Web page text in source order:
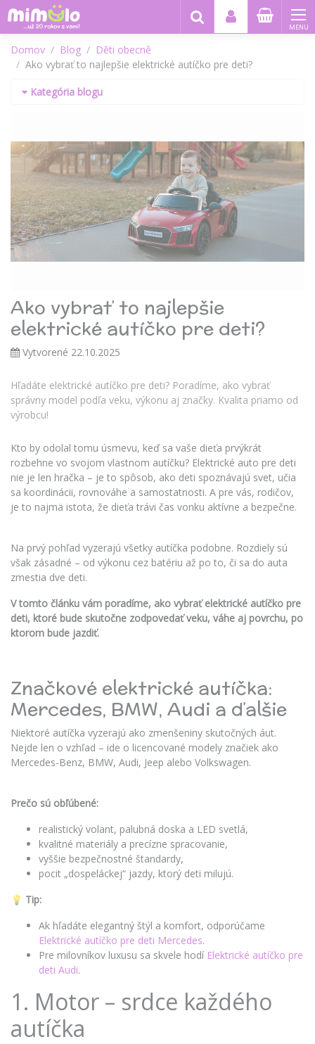
MENU
Domov Blog
Děti obecně
Ako vybrať to najlepšie elektrické autíčko pre deti?
Ako vybrať to najlepšie
elektrické autíčko pre deti?
Vytvorené 22.10.2025
Hľadáte elektrické autíčko pre deti? Poradíme, ako vybrať
správny model podľa veku, výkonu aj značky. Kvalita priamo od
výrobcu!
Kto by odolal tomu úsmevu, keď sa vaše dieťa prvýkrát
rozbehne vo svojom vlastnom autíčku? Elektrické auto pre deti
nie je len hračka – je to spôsob, ako deti spoznávajú svet, učia
sa koordinácii, rovnováhe a samostatnosti. A pre vás, rodičov,
je to najmä istota, že dieťa trávi čas vonku aktívne a bezpečne.
Na prvý pohľad vyzerajú všetky autíčka podobne. Rozdiely sú
však zásadné – od výkonu cez batériu až po to, či sa do auta
zmestia dve deti.
V tomto článku vám poradíme, ako vybrať elektrické autíčko pre
deti, ktoré bude skutočne zodpovedať veku, váhe aj povrchu, po
ktorom bude jazdiť.
Značkové elektrické autíčka:
Mercedes, BMW, Audi a ďalšie
Niektoré autíčka vyzerajú ako zmenšeniny skutočných áut.
Nejde len o vzhľad – ide o licencované modely značiek ako
Mercedes-Benz, BMW, Audi, Jeep alebo Volkswagen.
Prečo sú obľúbené:
realistický volant, palubná doska a LED svetlá,
kvalitné materiály a precízne spracovanie,
vyššie bezpečnostné štandardy,
pocit „dospeláckej“ jazdy, ktorý deti milujú.
💡 Tip:
Ak hľadáte elegantný štýl a komfort, odporúčame
Elektrické autíčko pre deti Mercedes.
Pre milovníkov luxusu sa skvele hodí Elektrické autíčko pre
deti Audi.
1. Motor – srdce každého
autíčka
Kategória blogu